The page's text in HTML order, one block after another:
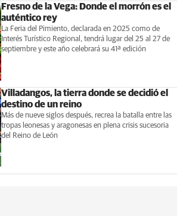
Fresno de la Vega: Donde el morrón es el
auténtico rey
La Feria del Pimiento, declarada en 2025 como de
Interés Turístico Regional, tendrá lugar del 25 al 27 de
septiembre y este año celebrará su 41ª edición
Villadangos, la tierra donde se decidió el
destino de un reino
Más de nueve siglos después, recrea la batalla entre las
tropas leonesas y aragonesas en plena crisis sucesoria
del Reino de León